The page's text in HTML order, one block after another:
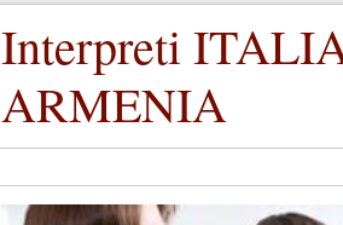
Interpreti
ARMENIA